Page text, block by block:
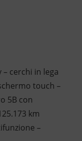
– cerchi in lega
touch –
5B con
km
–